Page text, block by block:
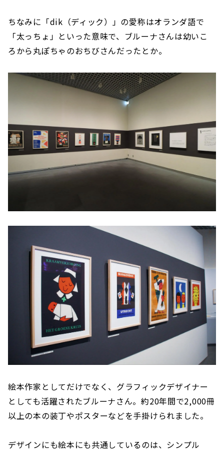
ちなみに「dik（ディック）」の愛称はオランダ語で
「太っちょ」といった意味で、ブルーナさんは幼いこ
ろから丸ぽちゃのおちびさんだったとか。
絵本作家としてだけでなく、グラフィックデザイナー
としても活躍されたブルーナさん。約20年間で2,000冊
以上の本の装丁やポスターなどを手掛けられました。
デザインにも絵本にも共通しているのは、シンプル